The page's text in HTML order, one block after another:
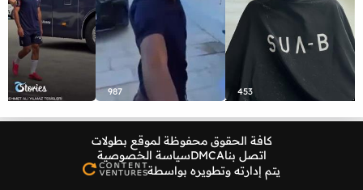
453
987
كافة الحقوق محفوظة لموقع بطولات
اتصل بناDMCAسياسة الخصوصية
يتم إدارته وتطويره بواسطة